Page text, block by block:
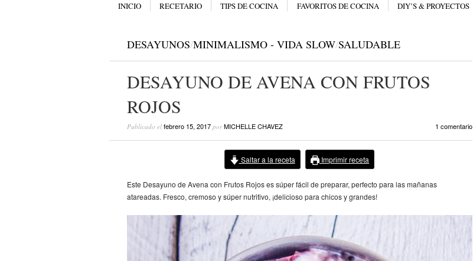
SALTAR AL CONTENIDO.
INICIO RECETARIO TIPS DE COCINA FAVORITOS DE COCINA DIY’S & PROYECTOS
DESAYUNOS/MINIMALISMO - VIDA SLOW/SALUDABLE
DESAYUNO DE AVENA CON FRUTOS
ROJOS
Publicado el febrero 15, 2017porMICHELLE CHAVEZ 1 comentario
Saltar a la receta Imprimir receta
Este Desayuno de Avena con Frutos Rojos es súper fácil de preparar, perfecto para las mañanas
atareadas. Fresco, cremoso y súper nutritivo, ¡delicioso para chicos y grandes!